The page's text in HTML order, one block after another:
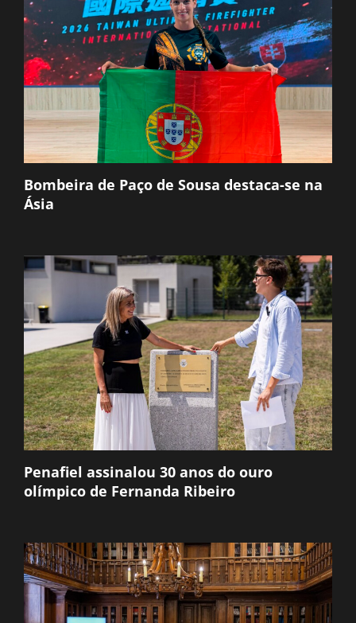
Bombeira de Paço de Sousa destaca-se na
Ásia
Penafiel assinalou 30 anos do ouro
olímpico de Fernanda Ribeiro